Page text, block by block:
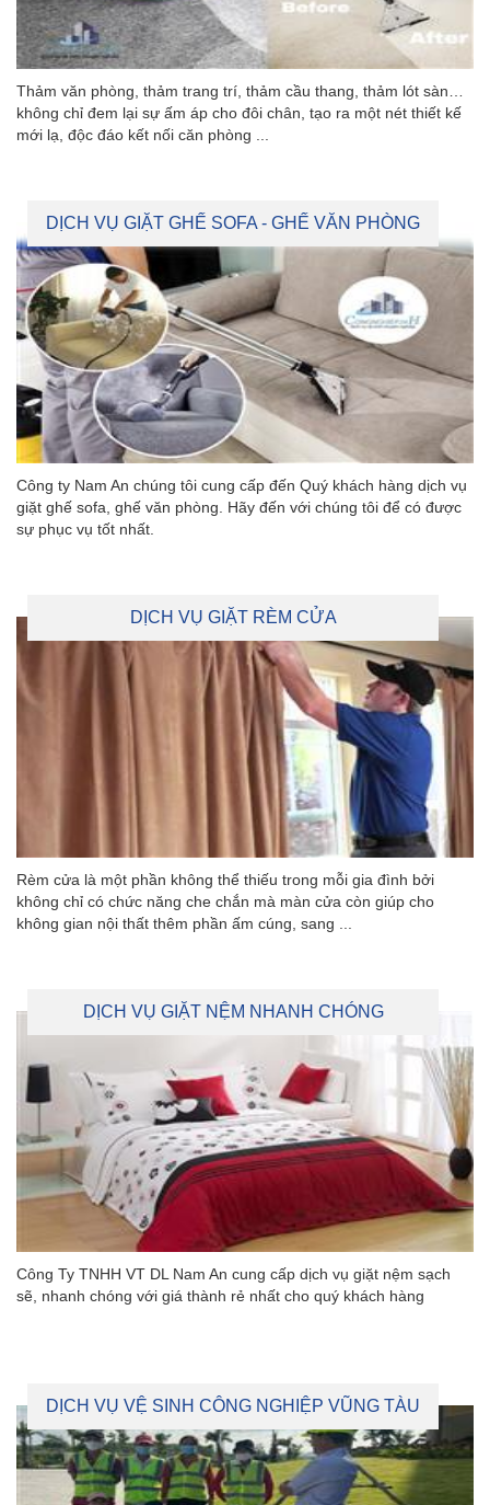
Thảm văn phòng, thảm trang trí, thảm cầu thang, thảm lót sàn…
không chỉ đem lại sự ấm áp cho đôi chân, tạo ra một nét thiết kế
mới lạ, độc đáo kết nối căn phòng ...
DỊCH VỤ GIẶT GHẾ SOFA - GHẾ VĂN PHÒNG
Công ty Nam An chúng tôi cung cấp đến Quý khách hàng dịch vụ
giặt ghế sofa, ghế văn phòng. Hãy đến với chúng tôi để có được
sự phục vụ tốt nhất.
DỊCH VỤ GIẶT RÈM CỬA
Rèm cửa là một phần không thể thiếu trong mỗi gia đình bởi
không chỉ có chức năng che chắn mà màn cửa còn giúp cho
không gian nội thất thêm phần ấm cúng, sang ...
DỊCH VỤ GIẶT NỆM NHANH CHÓNG
Công Ty TNHH VT DL Nam An cung cấp dịch vụ giặt nệm sạch
sẽ, nhanh chóng với giá thành rẻ nhất cho quý khách hàng
DỊCH VỤ VỆ SINH CÔNG NGHIỆP VŨNG TÀU